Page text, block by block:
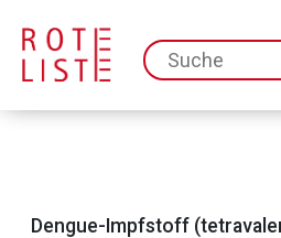
Dengue-Impfstoff